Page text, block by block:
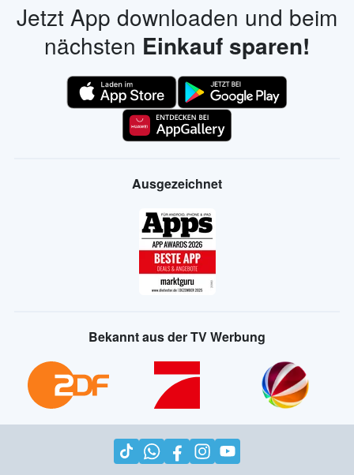
Jetzt App downloaden und beim
nächsten Einkauf sparen!
Ausgezeichnet
Bekannt aus der TV Werbung